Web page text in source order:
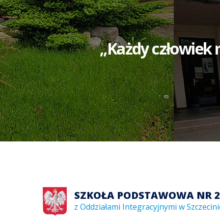
,,Każdy
SZKOŁA PODSTAWOWA NR
z Oddziałami Integracyjnymi w